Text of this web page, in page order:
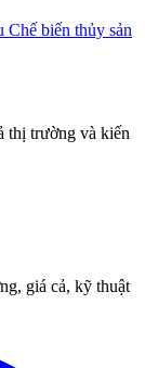
Chế biến thủy sản
thị trường và kiến
giá cả, kỹ thuật